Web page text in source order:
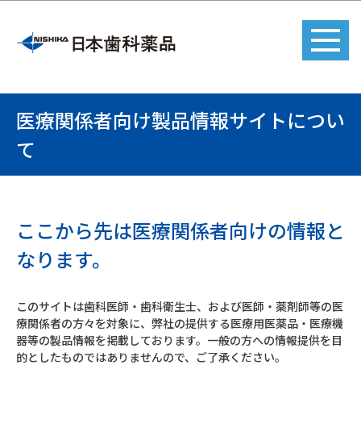
医療関係者向け製品情報サイトについ
て
ここから先は医療関係者向けの情報と
なります。
このサイトは歯科医師・歯科衛生士、および医師・薬剤師等の医
療関係者の方々を対象に、弊社の提供する医療用医薬品・医療機
器等の製品情報を掲載しております。一般の方への情報提供を目
的としたものではありませんので、ご了承ください。